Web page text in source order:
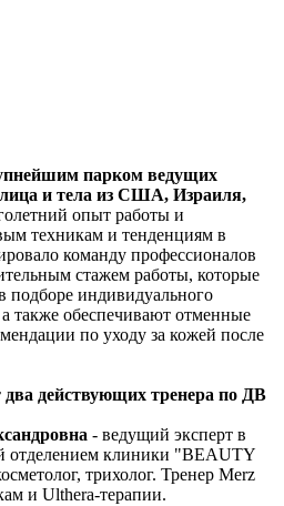
парком ведущих
и тела из США, Израиля,
опыт работы и
техникам и тенденциям в
команду профессионалов
стажем работы, которые
подборе индивидуального
также обеспечивают отменные
по уходу за кожей после
действующих тренера по ДВ
- ведущий эксперт в
отделением клиники "BEAUTY
трихолог. Тренер Merz
и Ulthera-терапии.